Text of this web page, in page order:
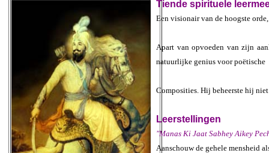
Tiende spirituele
Een visionair van de hoogste
Apart van opvoeden van zijn
natuurlijke genius voor poëtische
Composities. Hij beheerste hij niet
Leerstellingen
"Manas Ki Jaat Sabhey Aikey
Aanschouw de gehele mensheid